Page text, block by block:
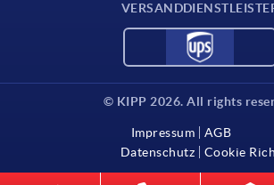
© KIPP 2026. All rights
Impressum
AGB
Datenschutz
Cookie